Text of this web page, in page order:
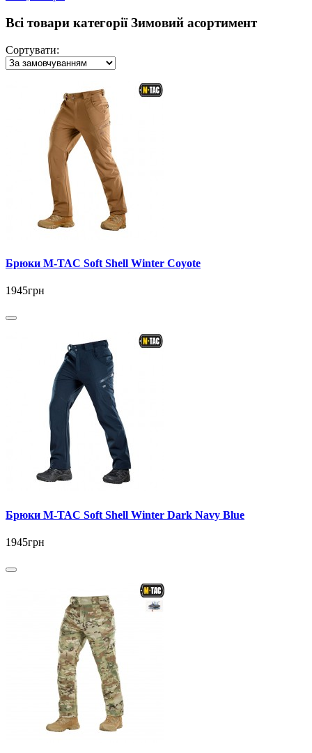
Всі товари категорії Зимовий асортимент
Сортувати:
Брюки M-TAC Soft Shell Winter Coyote
1945грн
Брюки M-TAC Soft Shell Winter Dark Navy Blue
1945грн